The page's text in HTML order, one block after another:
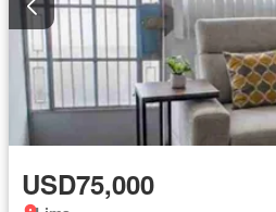
USD75,000